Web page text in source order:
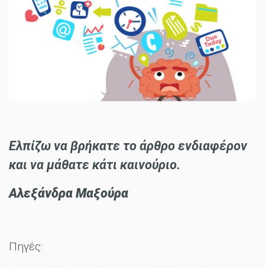
Ελπίζω να βρήκατε το άρθρο ενδιαφέρον
και να μάθατε κάτι καινούριο.
Αλεξάνδρα Μαξούρα
Πηγές: